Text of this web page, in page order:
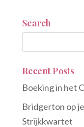
Search
Recent Posts
Boeking in het
Bridgerton op
Strijkkwartet